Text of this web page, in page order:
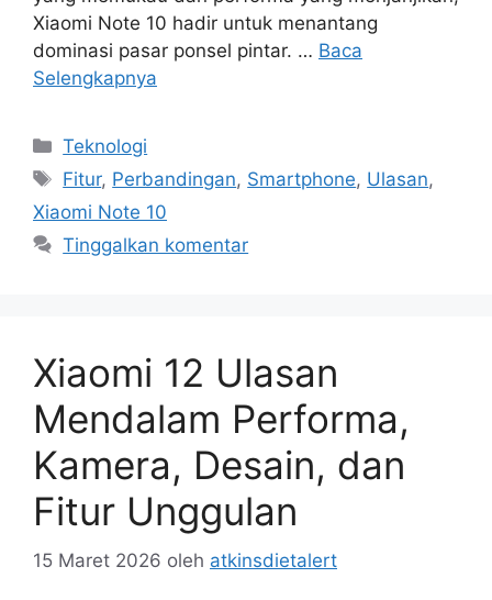
Xiaomi Note 10 hadir untuk menantang
dominasi pasar ponsel pintar. … Baca
Selengkapnya
Kategori
Teknologi
Tag
Fitur, Perbandingan, Smartphone, Ulasan,
Xiaomi Note 10
Tinggalkan komentar
Xiaomi 12 Ulasan
Mendalam Performa,
Kamera, Desain, dan
Fitur Unggulan
15 Maret 2026 oleh atkinsdietalert